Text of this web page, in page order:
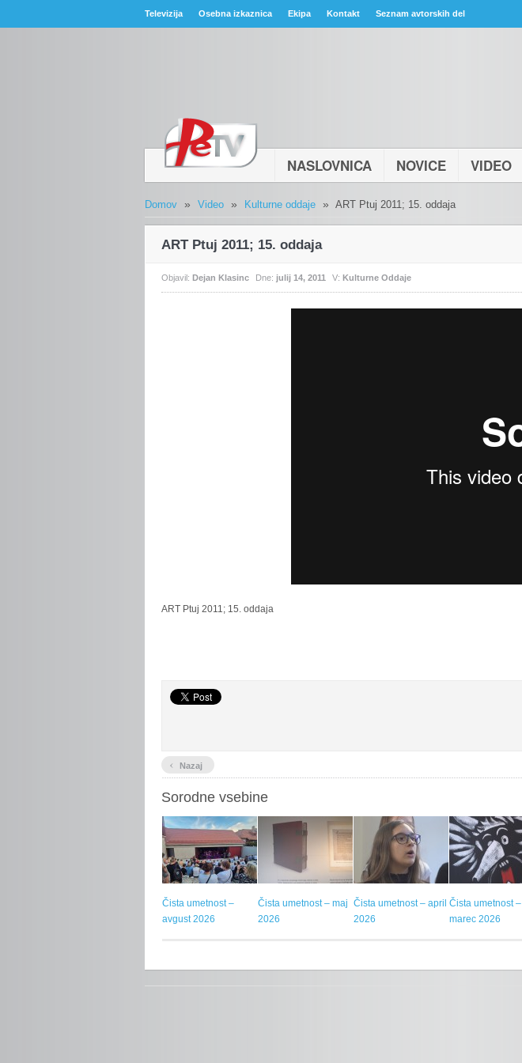
Televizija Osebna izkaznica Ekipa Kontakt Seznam avtorskih del
NASLOVNICA NOVICE VIDEO
Domov » Video » Kulturne oddaje » ART Ptuj 2011; 15. oddaja
ART Ptuj 2011; 15. oddaja
Objavil: Dejan Klasinc Dne: julij 14, 2011 V: Kulturne Oddaje
ART Ptuj 2011; 15. oddaja
‹ Nazaj
Sorodne vsebine
Čista umetnost –
avgust 2026
Čista umetnost – maj
2026
Čista umetnost – april
2026
Čista umetnost –
marec 2026